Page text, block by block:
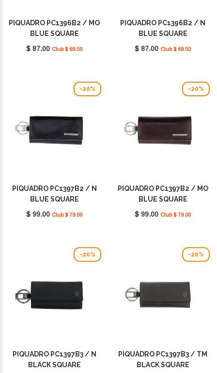
PIQUADRO PC1396B2 / MO
BLUE SQUARE
$ 87.00 Club $ 69.50
PIQUADRO PC1396B2 / N
BLUE SQUARE
$ 87.00 Club $ 69.50
-20%
PIQUADRO PC1397B2 / N
BLUE SQUARE
$ 99.00 Club $ 79.00
-20%
PIQUADRO PC1397B2 / MO
BLUE SQUARE
$ 99.00 Club $ 79.00
-20%
PIQUADRO PC1397B3 / N
BLACK SQUARE
-20%
PIQUADRO PC1397B3 / TM
BLACK SQUARE